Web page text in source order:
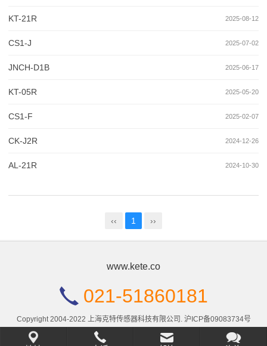
2025-08-12
KT-21R
2025-07-02
CS1-J
2025-06-17
JNCH-D1B
2025-05-20
KT-05R
2025-02-07
CS1-F
2024-12-26
CK-J2R
2024-10-30
AL-21R
‹‹ 1 ››
www.kete.co
021-51860181
Copyright 2004-2022 上海克特传感器科技有限公司. 沪ICP备09083734号